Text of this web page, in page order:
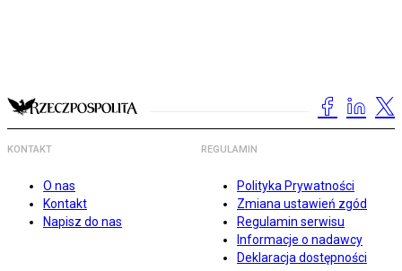
KONTAKT
O nas
Kontakt
Napisz do nas
REGULAMIN
Polityka Prywatności
Zmiana ustawień zgód
Regulamin serwisu
Informacje o nadawcy
Deklaracja dostępności